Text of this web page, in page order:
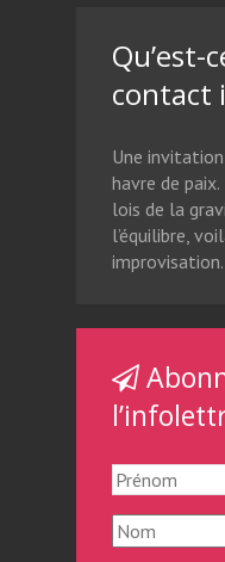
Qu’est-
contact
Une
havre de
lois de la
l’équilibre,
improvisation.